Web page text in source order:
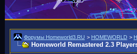
Форумы Homeworld3.RU > HOMEWORLD >
Homeworld Remastered 2.3